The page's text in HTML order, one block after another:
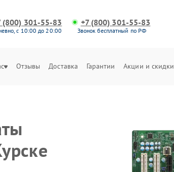
(800) 301-55-83
с 10:00 до 20:00
+7 (800) 301-55-83
Звонок бесплатный по РФ
Отзывы Доставка Гарантии Акции и скидки